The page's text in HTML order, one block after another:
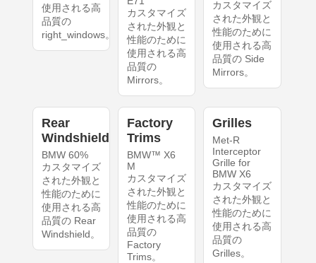
使用される高
品質の
right_windows。
カスタマイズ
された外観と
性能のために
使用される高
品質の
Mirrors。
カスタマイズ
された外観と
性能のために
使用される高
品質の Side
Mirrors。
Rear
Windshield
BMW 60%
カスタマイズ
された外観と
性能のために
使用される高
品質の Rear
Windshield。
Factory
Trims
BMW™ X6
M
カスタマイズ
された外観と
性能のために
使用される高
品質の
Factory
Trims。
Grilles
Met-R
Interceptor
Grille for
BMW X6
カスタマイズ
された外観と
性能のために
使用される高
品質の
Grilles。